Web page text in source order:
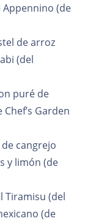
Appennino (de
de arroz
(del
puré de
Garden
cangrejo
y limón (de
Tiramisu (del
(de